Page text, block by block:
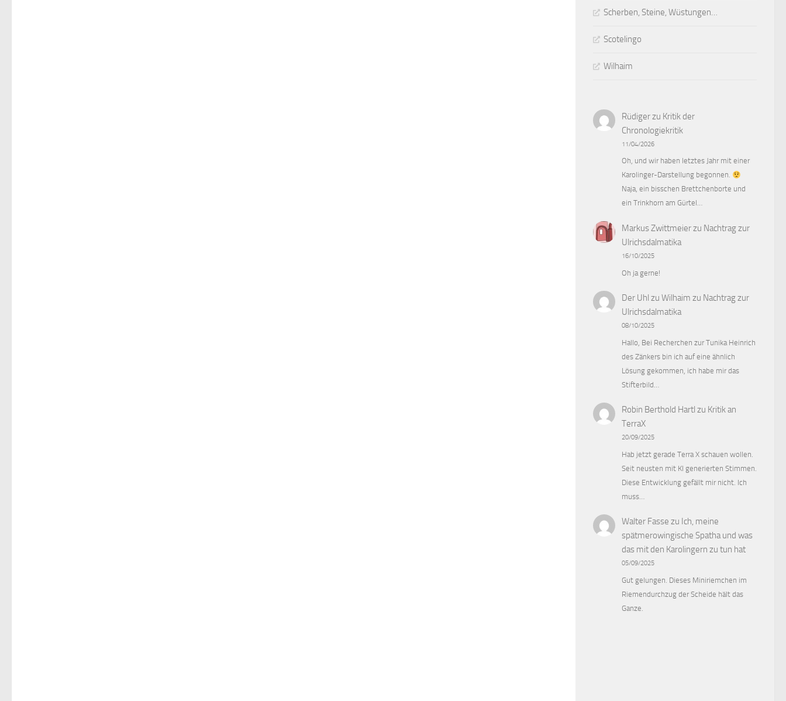
Scherben, Steine, Wüstungen…
Scotelingo
Wilhaim
Rüdigerzu Kritik der
Chronologiekritik
11/04/2026
Oh, und wir haben letztes Jahr mit einer
Karolinger-Darstellung begonnen.
Naja, ein bisschen Brettchenborte und
ein Trinkhorn am Gürtel…
Markus Zwittmeierzu Nachtrag zur
Ulrichsdalmatika
16/10/2025
Oh ja gerne!
Der Uhl zu Wilhaim zu Nachtrag zur
Ulrichsdalmatika
08/10/2025
Hallo, Bei Recherchen zur Tunika Heinrich
des Zänkers bin ich auf eine ähnlich
Lösung gekommen, ich habe mir das
Stifterbild…
Robin Berthold Hartl zu Kritik an
TerraX
20/09/2025
Hab jetzt gerade Terra X schauen wollen.
Seit neusten mit KI generierten Stimmen.
Diese Entwicklung gefällt mir nicht. Ich
muss…
Walter Fasse zu Ich, meine
spätmerowingische Spatha und was
das mit den Karolingern zu tun hat
05/09/2025
Gut gelungen. Dieses Miniriemchen im
Riemendurchzug der Scheide hält das
Ganze.